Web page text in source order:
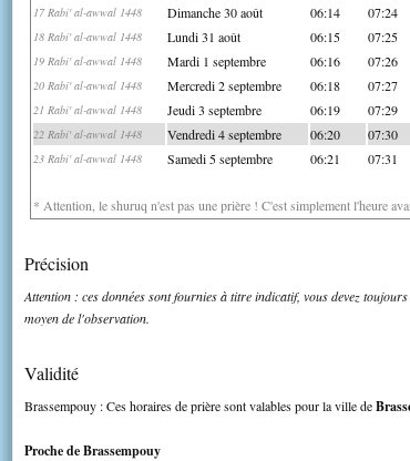
17 Rabi' al-awwal 1448 Dimanche 30 août 06:14 07:24
18 Rabi' al-awwal 1448 Lundi 31 août 06:15 07:25
19 Rabi' al-awwal 1448 Mardi 1 septembre 06:16 07:26
20 Rabi' al-awwal 1448 Mercredi 2 septembre 06:18 07:27
21 Rabi' al-awwal 1448 Jeudi 3 septembre 06:19 07:29
22 Rabi' al-awwal 1448 Vendredi 4 septembre 06:20 07:30
23 Rabi' al-awwal 1448 Samedi 5 septembre 06:21 07:31
* Attention, le shuruq n'est pas une prière ! C'est simplement l'heure
Précision
Attention : ces données sont fournies à titre indicatif, vous devez
moyen de l'observation.
Validité
Brassempouy : Ces horaires de prière sont valables pour la ville de
Proche de Brassempouy